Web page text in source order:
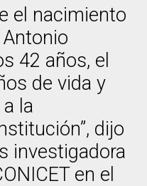
el nacimiento
42 años, el
de vida y
la
dijo
investigadora
en el